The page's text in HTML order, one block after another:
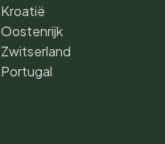
Kroatië
Oostenrijk
Zwitserland
Portugal